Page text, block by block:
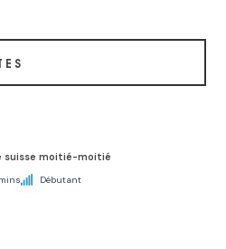
suisse moitié-moitié
Débutant